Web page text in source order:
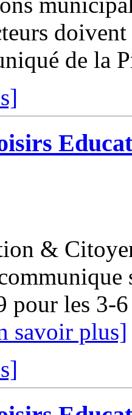
de la
&
pour les 3-
savoir plus]